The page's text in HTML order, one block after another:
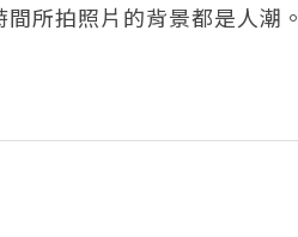
所拍照片的背景都是人潮。